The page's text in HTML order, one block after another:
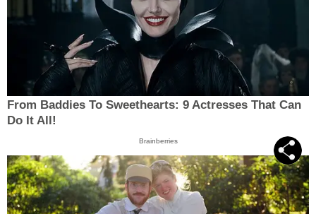
From Baddies To Sweethearts: 9 Actresses That Can
Do It All!
Brainberries